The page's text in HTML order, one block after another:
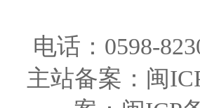
电话：0598-
主站备案：闽